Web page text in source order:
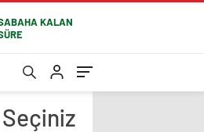
KALAN
Seçiniz